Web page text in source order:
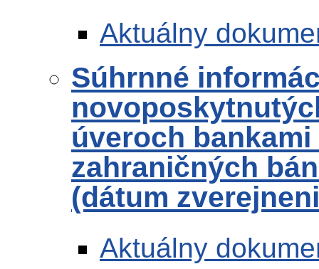
Aktuálny
Súhrnné
úveroch
zahraničných
(dátum
Aktuálny